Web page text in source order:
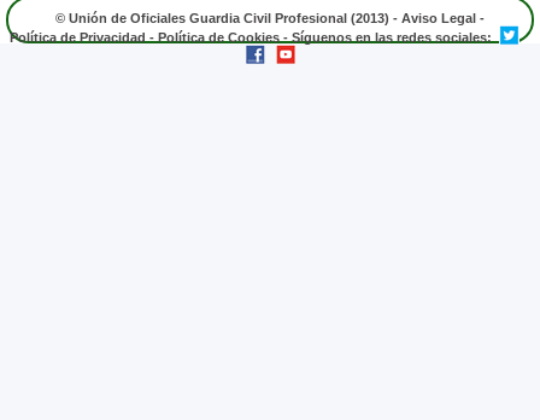
© Unión de Oficiales Guardia Civil Profesional (2013) - Aviso Legal -
Política de Privacidad - Política de Cookies - Síguenos en las redes sociales: